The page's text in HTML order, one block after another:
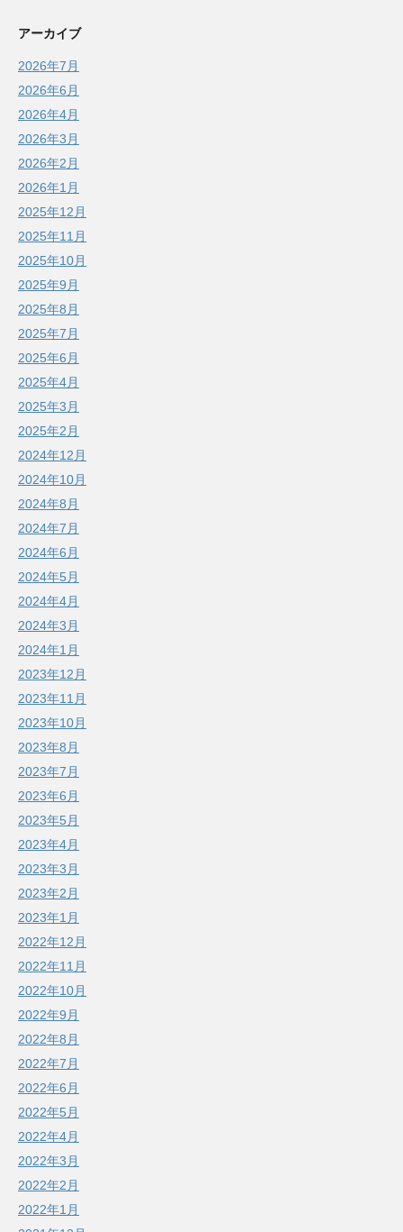
アーカイブ
2026年7月
2026年6月
2026年4月
2026年3月
2026年2月
2026年1月
2025年12月
2025年11月
2025年10月
2025年9月
2025年8月
2025年7月
2025年6月
2025年4月
2025年3月
2025年2月
2024年12月
2024年10月
2024年8月
2024年7月
2024年6月
2024年5月
2024年4月
2024年3月
2024年1月
2023年12月
2023年11月
2023年10月
2023年8月
2023年7月
2023年6月
2023年5月
2023年4月
2023年3月
2023年2月
2023年1月
2022年12月
2022年11月
2022年10月
2022年9月
2022年8月
2022年7月
2022年6月
2022年5月
2022年4月
2022年3月
2022年2月
2022年1月